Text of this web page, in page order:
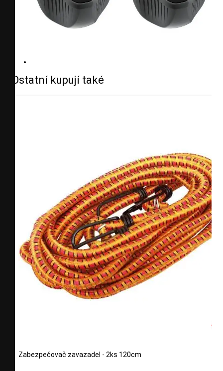
Ostatní kupují také
Zabezpečovač zavazadel - 2ks 120cm